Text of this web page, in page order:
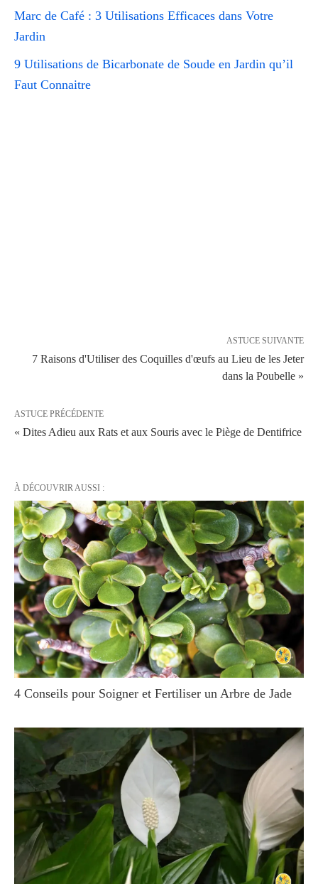
Marc de Café : 3 Utilisations Efficaces dans Votre
Jardin
9 Utilisations de Bicarbonate de Soude en Jardin qu’il
Faut Connaitre
ASTUCE SUIVANTE
7 Raisons d'Utiliser des Coquilles d'œufs au Lieu de les Jeter
dans la Poubelle »
ASTUCE PRÉCÉDENTE
« Dites Adieu aux Rats et aux Souris avec le Piège de Dentifrice
À DÉCOUVRIR AUSSI :
4 Conseils pour Soigner et Fertiliser un Arbre de Jade